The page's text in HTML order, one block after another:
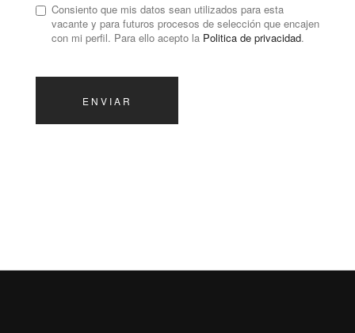
Consiento que mis datos sean utilizados para esta
vacante y para futuros procesos de selección que encajen
con mi perfil. Para ello acepto la Politica de privacidad.
ENVIAR